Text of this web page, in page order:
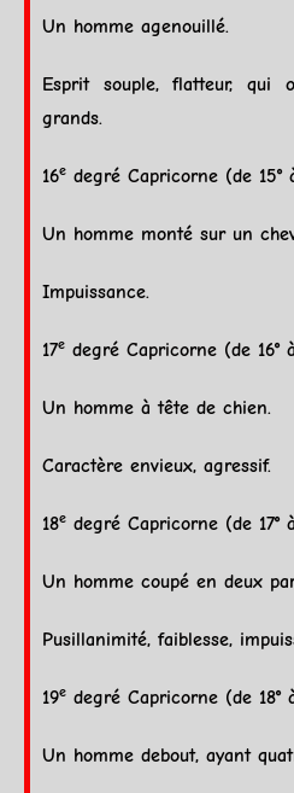
Un homme agenouillé.
Esprit souple, flatteur, qui
grands.
16e degré Capricorne (de 15°
Un homme monté sur un
Impuissance.
17e degré Capricorne (de 16°
Un homme à tête de chien.
Caractère envieux, agressif.
18e degré Capricorne (de 17°
Un homme coupé en deux
Pusillanimité, faiblesse,
19e degré Capricorne (de 18°
Un homme debout, ayant